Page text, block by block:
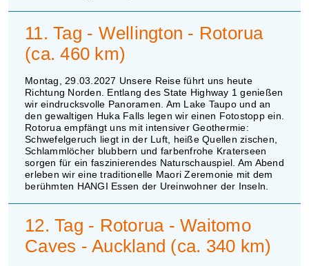
11. Tag - Wellington - Rotorua
(ca. 460 km)
Montag, 29.03.2027 Unsere Reise führt uns heute
Richtung Norden. Entlang des State Highway 1 genießen
wir eindrucksvolle Panoramen. Am Lake Taupo und an
den gewaltigen Huka Falls legen wir einen Fotostopp ein.
Rotorua empfängt uns mit intensiver Geothermie:
Schwefelgeruch liegt in der Luft, heiße Quellen zischen,
Schlammlöcher blubbern und farbenfrohe Kraterseen
sorgen für ein faszinierendes Naturschauspiel. Am Abend
erleben wir eine traditionelle Maori Zeremonie mit dem
berühmten HANGI Essen der Ureinwohner der Inseln.
12. Tag - Rotorua - Waitomo
Caves - Auckland (ca. 340 km)